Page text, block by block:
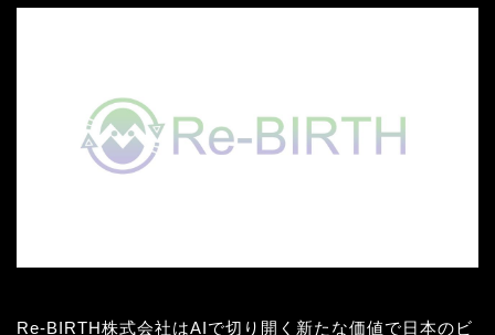
Re-BIRTH株式会社はAIで切り開く新たな価値で日本のビ